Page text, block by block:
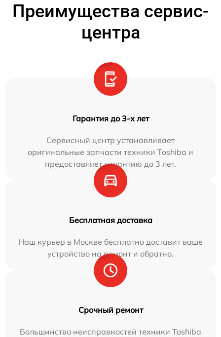
Преимущества сервис-
центра
Гарантия до 3-х лет
Сервисный центр устанавливает
оригинальные запчасти техники Toshiba и
предоставляет гарантию до 3 лет.
Бесплатная доставка
Наш курьер в Москве бесплатно доставит ваше
устройство на ремонт и обратно.
Срочный ремонт
Большинство неисправностей техники Toshiba